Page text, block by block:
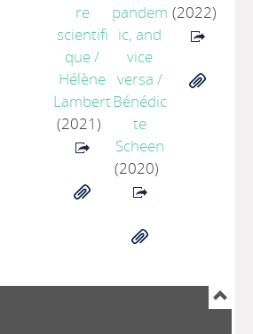
re
scientifi
que/
Hélène
Lambert
(2021)
pandem
ic, and
vice
versa /
Bénédic
te
Scheen
(2020)
(2022)